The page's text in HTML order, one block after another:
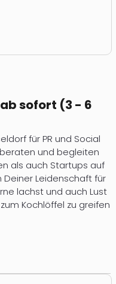
sofort (3 - 6
für PR und Social
und begleiten
als auch Startups auf
Deiner Leidenschaft für
lachst und auch Lust
Kochlöffel zu greifen